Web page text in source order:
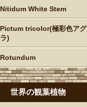
Nitidum White Stem
Pictum tricolor(極彩色アグ
ラ)
Rotundum
世界の観葉植物